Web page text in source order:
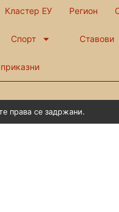
Кластер ЕУ Регион
Спорт Ставови
права се задржани.